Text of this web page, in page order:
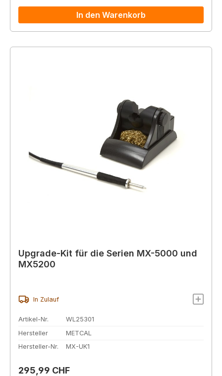
In den Warenkorb
Upgrade-Kit für die Serien MX-5000 und
MX5200
In Zulauf
Artikel-Nr.
WL25301
Hersteller
METCAL
Hersteller-Nr.
MX-UK1
Regulärer Preis:
295,99 CHF